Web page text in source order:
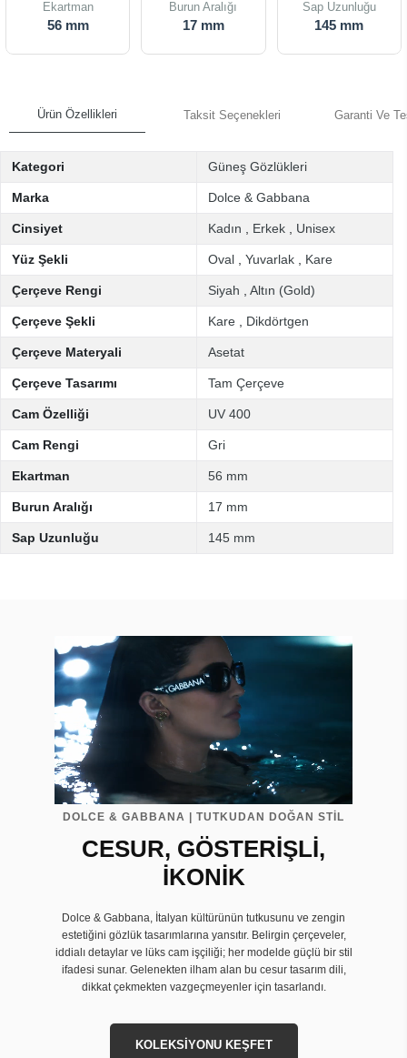
Ekartman
56 mm
Burun Aralığı
17 mm
Sap Uzunluğu
145 mm
Ürün Özellikleri Taksit Seçenekleri Garanti Ve
Kategori Güneş Gözlükleri
Marka Dolce & Gabbana
Cinsiyet Kadın Erkek Unisex
Yüz Şekli Oval Yuvarlak Kare
Çerçeve Rengi Siyah Altın (Gold)
Çerçeve Şekli Kare Dikdörtgen
Çerçeve Materyali Asetat
Çerçeve Tasarımı Tam Çerçeve
Cam Özelliği UV 400
Cam Rengi Gri
Ekartman 56 mm
Burun Aralığı 17 mm
Sap Uzunluğu 145 mm
DOLCE & GABBANA | TUTKUDAN DOĞAN STİL
CESUR, GÖSTERİŞLİ,
İKONİK
Dolce & Gabbana, İtalyan kültürünün tutkusunu ve zengin
estetiğini gözlük tasarımlarına yansıtır. Belirgin çerçeveler,
iddialı detaylar ve lüks cam işçiliği; her modelde güçlü bir stil
ifadesi sunar. Gelenekten ilham alan bu cesur tasarım dili,
dikkat çekmekten vazgeçmeyenler için tasarlandı.
KOLEKSİYONU KEŞFET